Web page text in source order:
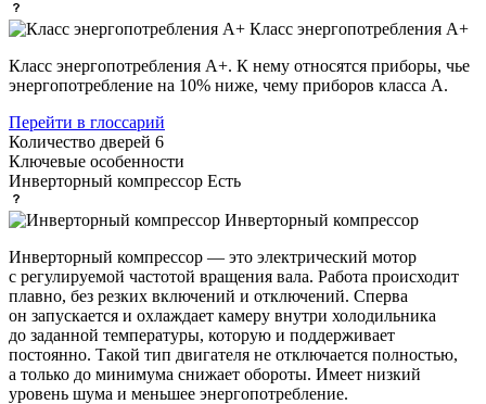
Класс энергопотребления А+
Класс энергопотребления А+. К нему относятся приборы, чье
энергопотребление на 10% ниже, чему приборов класса А.
Перейти в глоссарий
Количество дверей 6
Ключевые особенности
Инверторный компрессор Есть
Инверторный компрессор
Инверторный компрессор — это электрический мотор
с регулируемой частотой вращения вала. Работа происходит
плавно, без резких включений и отключений. Сперва
он запускается и охлаждает камеру внутри холодильника
до заданной температуры, которую и поддерживает
постоянно. Такой тип двигателя не отключается полностью,
а только до минимума снижает обороты. Имеет низкий
уровень шума и меньшее энергопотребление.